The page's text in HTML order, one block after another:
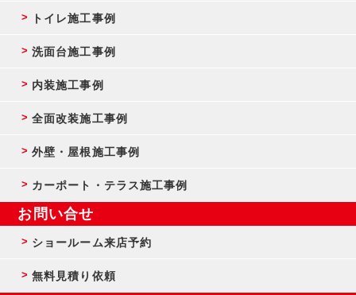
トイレ施工事例
洗面台施工事例
内装施工事例
全面改装施工事例
外壁・屋根施工事例
カーポート・テラス施工事例
お問い合せ
ショールーム来店予約
無料見積り依頼